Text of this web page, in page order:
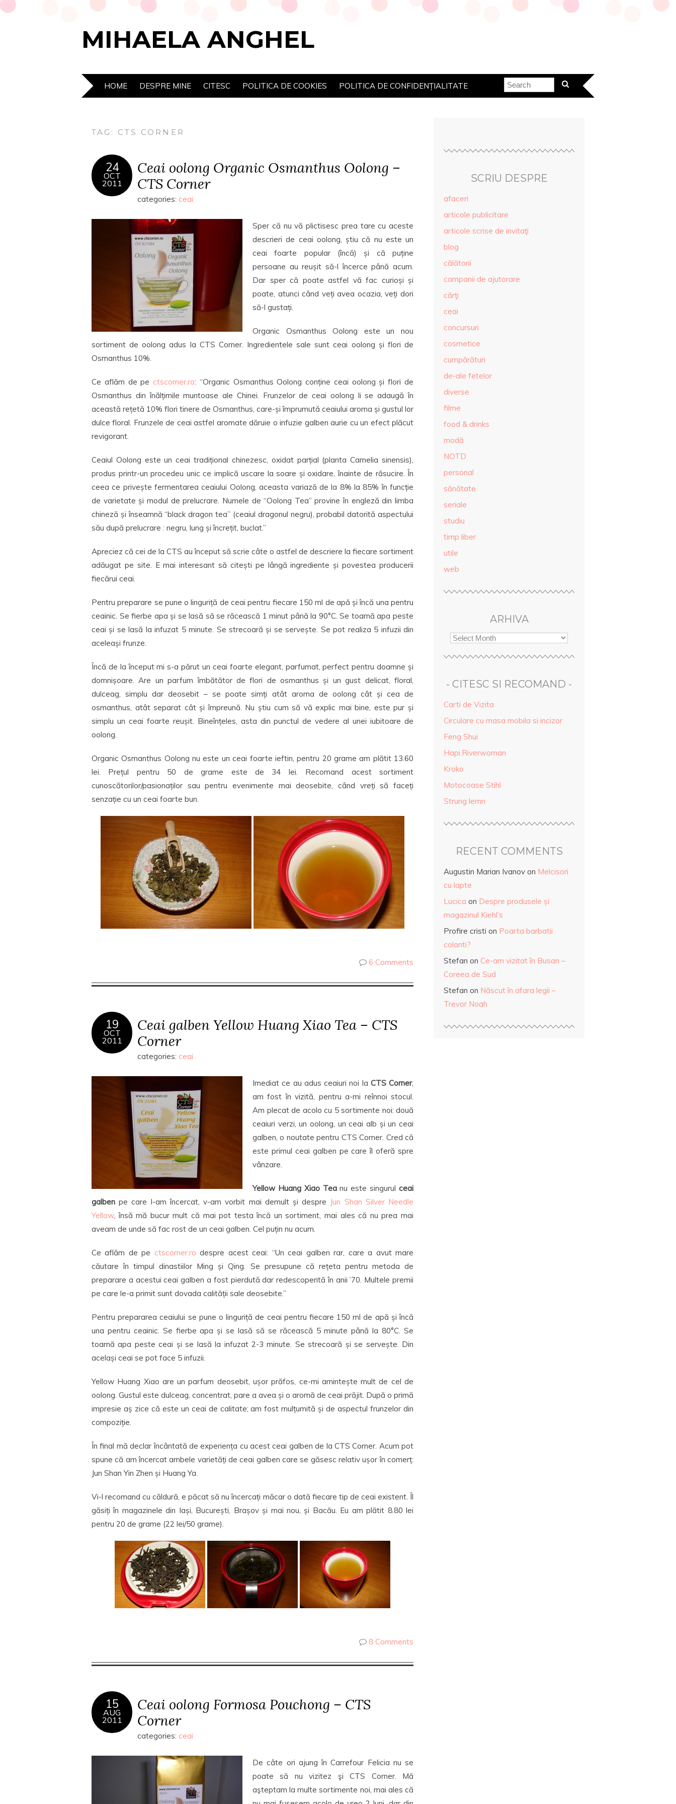
MIHAELA ANGHEL
HOME DESPRE MINE CITESC POLITICA DE COOKIES POLITICA DE CONFIDENȚIALITATE
TAG: CTS CORNER
24
OCT
2011
Ceai oolong Organic Osmanthus Oolong –
CTS Corner
categories: ceai
Sper că nu vă plictisesc prea tare cu aceste
descrieri de ceai oolong, știu că nu este un
ceai foarte popular (încă) și că puține
persoane au reușit să-l încerce până acum.
Dar sper că poate astfel vă fac curioși și
poate, atunci când veți avea ocazia, veți dori
să-l gustați.
Organic Osmanthus Oolong este un nou
sortiment de oolong adus la CTS Corner. Ingredientele sale sunt ceai oolong și flori de
Osmanthus 10%.
Ce aflăm de pe ctscorner.ro: “Organic Osmanthus Oolong conține ceai oolong și flori de
Osmanthus din înălțimile muntoase ale Chinei. Frunzelor de ceai oolong li se adaugă în
această rețetă 10% flori tinere de Osmanthus, care-și împrumută ceaiului aroma și gustul lor
dulce floral. Frunzele de ceai astfel aromate dăruie o infuzie galben aurie cu un efect plăcut
revigorant.
Ceaiul Oolong este un ceai tradițional chinezesc, oxidat parțial (planta Camelia sinensis),
produs printr-un procedeu unic ce implică uscare la soare și oxidare, înainte de răsucire. În
ceea ce privește fermentarea ceaiului Oolong, aceasta variază de la 8% la 85% în funcție
de varietate și modul de prelucrare. Numele de “Oolong Tea” provine în engleză din limba
chineză și înseamnă “black dragon tea” (ceaiul dragonul negru), probabil datorită aspectului
său după prelucrare : negru, lung și încrețit, buclat.”
Apreciez că cei de la CTS au început să scrie câte o astfel de descriere la fiecare sortiment
adăugat pe site. E mai interesant să citești pe lângă ingrediente și povestea producerii
fiecărui ceai.
Pentru preparare se pune o linguriță de ceai pentru fiecare 150 ml de apă și încă una pentru
ceainic. Se fierbe apa și se lasă să se răcească 1 minut până la 90°C. Se toarnă apa peste
ceai și se lasă la infuzat 5 minute. Se strecoară și se servește. Se pot realiza 5 infuzii din
aceleași frunze.
Încă de la început mi s-a părut un ceai foarte elegant, parfumat, perfect pentru doamne și
domnișoare. Are un parfum îmbătător de flori de osmanthus și un gust delicat, floral,
dulceag, simplu dar deosebit – se poate simți atât aroma de oolong cât și cea de
osmanthus, atât separat cât și împreună. Nu știu cum să vă explic mai bine, este pur și
simplu un ceai foarte reușit. Bineînțeles, asta din punctul de vedere al unei iubitoare de
oolong.
Organic Osmanthus Oolong nu este un ceai foarte ieftin, pentru 20 grame am plătit 13.60
lei. Prețul pentru 50 de grame este de 34 lei. Recomand acest sortiment
cunoscătorilor/pasionaților sau pentru evenimente mai deosebite, când vreți să faceți
senzație cu un ceai foarte bun.
6 Comments
19
OCT
2011
Ceai galben Yellow Huang Xiao Tea – CTS
Corner
categories: ceai
Imediat ce au adus ceaiuri noi la CTS Corner,
am fost în vizită, pentru a-mi reînnoi stocul.
Am plecat de acolo cu 5 sortimente noi: două
ceaiuri verzi, un oolong, un ceai alb și un ceai
galben, o noutate pentru CTS Corner. Cred că
este primul ceai galben pe care îl oferă spre
vânzare.
Yellow Huang Xiao Teanu este singurulceai
galben pe care l-am încercat, v-am vorbit mai demult și despre Jun Shan Silver Needle
Yellow, însă mă bucur mult că mai pot testa încă un sortiment, mai ales că nu prea mai
aveam de unde să fac rost de un ceai galben. Cel puțin nu acum.
Ce aflăm de pe ctscorner.ro despre acest ceai: “Un ceai galben rar, care a avut mare
căutare în timpul dinastiilor Ming și Qing. Se presupune că rețeta pentru metoda de
preparare a acestui ceai galben a fost pierdută dar redescoperită în anii ’70. Multele premii
pe care le-a primit sunt dovada calității sale deosebite.”
Pentru prepararea ceaiului se pune o linguriță de ceai pentru fiecare 150 ml de apă și încă
una pentru ceainic. Se fierbe apa și se lasă să se răcească 5 minute până la 80°C. Se
toarnă apa peste ceai și se lasă la infuzat 2-3 minute. Se strecoară și se servește. Din
același ceai se pot face 5 infuzii.
Yellow Huang Xiao are un parfum deosebit, ușor prăfos, ce-mi amintește mult de cel de
oolong. Gustul este dulceag, concentrat, pare a avea și o aromă de ceai prăjit. După o primă
impresie aș zice că este un ceai de calitate; am fost mulțumită și de aspectul frunzelor din
compoziție.
În final mă declar încântată de experiența cu acest ceai galben de la CTS Corner. Acum pot
spune că am încercat ambele varietăți de ceai galben care se găsesc relativ ușor în comerț:
Jun Shan Yin Zhen și Huang Ya.
Vi-l recomand cu căldură, e păcat să nu încercați măcar o dată fiecare tip de ceai existent. Îl
găsiți în magazinele din Iași, București, Brașov și mai nou, și Bacău. Eu am plătit 8.80 lei
pentru 20 de grame (22 lei/50 grame).
8 Comments
15
AUG
2011
Ceai oolong Formosa Pouchong – CTS
Corner
categories: ceai
De câte ori ajung în Carrefour Felicia nu se
poate să nu vizitez şi CTS Corner. Mă
aşteptam la multe sortimente noi, mai ales că
SCRIU DESPRE
afaceri
articole publicitare
articole scrise de invitaţi
blog
călătorii
campanii de ajutorare
cărţi
ceai
concursuri
cosmetice
cumpărături
de-ale fetelor
diverse
filme
food & drinks
modă
NOTD
personal
sănătate
seriale
studiu
timp liber
utile
web
ARHIVA
- CITESC SI RECOMAND -
Carti de Vizita
Circulare cu masa mobila si incizor
Feng Shui
Hapi.Riverwoman
Kroko
Motocoase Stihl
Strung lemn
RECENT COMMENTS
Augustin Marian Ivanov on Melcisori
cu lapte
Lucica on Despre produsele și
magazinul Kiehl’s
Profire cristi on Poarta barbatii
colanti?
Stefan on Ce-am vizitat în Busan –
Coreea de Sud
Stefan on Născut în afara legii –
Trevor Noah